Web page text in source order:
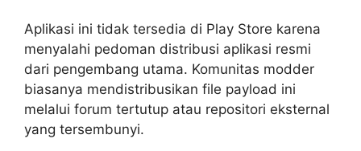
Aplikasi ini tidak tersedia di Play Store karena
menyalahi pedoman distribusi aplikasi resmi
dari pengembang utama. Komunitas modder
biasanya mendistribusikan file payload ini
melalui forum tertutup atau repositori eksternal
yang tersembunyi.